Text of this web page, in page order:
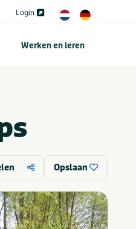
Login
Werken en leren
Opslaan